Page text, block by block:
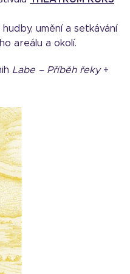
umění a setkávání
areálu a okolí.
Labe – Příběh řeky+